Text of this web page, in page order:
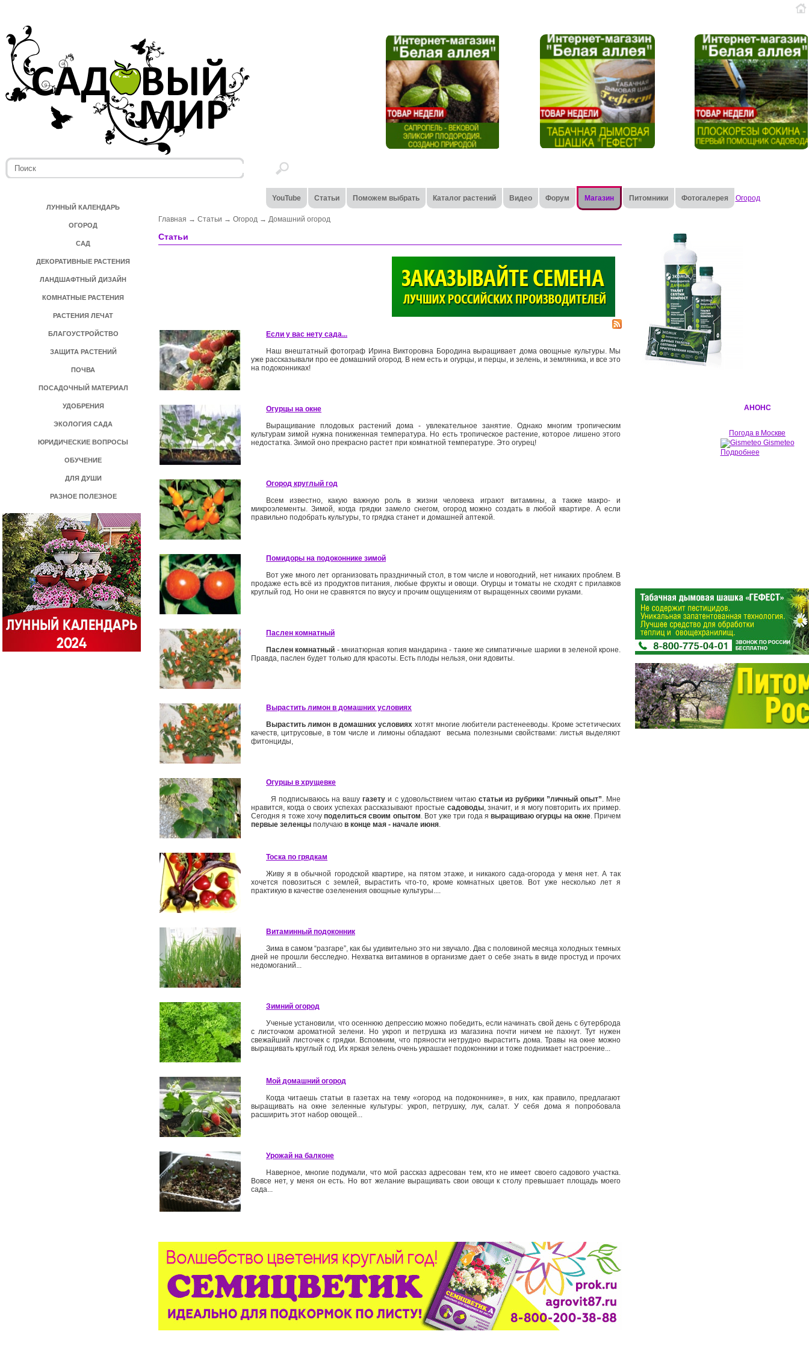
ЛУННЫЙ КАЛЕНДАРЬ
ОГОРОД
САД
ДЕКОРАТИВНЫЕ РАСТЕНИЯ
ЛАНДШАФТНЫЙ ДИЗАЙН
КОМНАТНЫЕ РАСТЕНИЯ
РАСТЕНИЯ ЛЕЧАТ
БЛАГОУСТРОЙСТВО
ЗАЩИТА РАСТЕНИЙ
ПОЧВА
ПОСАДОЧНЫЙ МАТЕРИАЛ
УДОБРЕНИЯ
ЭКОЛОГИЯ САДА
ЮРИДИЧЕСКИЕ ВОПРОСЫ
ОБУЧЕНИЕ
ДЛЯ ДУШИ
РАЗНОЕ ПОЛЕЗНОЕ
YouTube Статьи Поможем выбрать Каталог растений Видео Форум Магазин Питомники Фотогалерея Огород
Главная → Статьи → Огород → Домашний огород
Статьи
Если у вас нету сада...
Наш внештатный фотограф Ирина Викторовна Бородина выращивает дома овощные культуры. Мы
уже рассказывали про ее домашний огород. В нем есть и огурцы, и перцы, и зелень, и земляника, и все это
на подоконниках!
Огурцы на окне
Выращивание плодовых растений дома - увлекательное занятие. Однако многим тропическим
культурам зимой нужна пониженная температура. Но есть тропическое растение, которое лишено этого
недостатка. Зимой оно прекрасно растет при комнатной температуре. Это огурец!
Огород круглый год
Всем известно, какую важную роль в жизни человека играют витамины, а также макро- и
микроэлементы. Зимой, когда грядки замело снегом, огород можно создать в любой квартире. А если
правильно подобрать культуры, то грядка станет и домашней аптекой.
Помидоры на подоконнике зимой
Вот уже много лет организовать праздничный стол, в том числе и новогодний, нет никаких проблем. В
продаже есть всё из продуктов питания, любые фрукты и овощи. Огурцы и томаты не сходят с прилавков
круглый год. Но они не сравнятся по вкусу и прочим ощущениям от выращенных своими руками.
Паслен комнатный
Паслен комнатный - мниатюрная копия мандарина - такие же симпатичные шарики в зеленой кроне.
Правда, паслен будет только для красоты. Есть плоды нельзя, они ядовиты.
Вырастить лимон в домашних условиях
Вырастить лимон в домашних условиях хотят многие любители растенееводы. Кроме эстетических
качеств, цитрусовые, в том числе и лимоны обладают весьма полезными свойствами: листья выделяют
фитонциды,
Огурцы в хрущевке
Я подписываюсь на вашугазету и с удовольствием читаюстатьи из рубрики ”личный опыт”. Мне
нравится, когда о своих успехах рассказывают простые садоводы, значит, и я могу повторить их пример.
Сегодня я тоже хочу поделиться своим опытом. Вот уже три года я выращиваю огурцы на окне. Причем
первые зеленцы получаю в конце мая - начале июня.
Тоска по грядкам
Живу я в обычной городской квартире, на пятом этаже, и никакого сада-огорода у меня нет. А так
хочется повозиться с землей, вырастить что-то, кроме комнатных цветов. Вот уже несколько лет я
практикую в качестве озеленения овощные культуры....
Витаминный подоконник
Зима в самом “разгаре”, как бы удивительно это ни звучало. Два с половиной месяца холодных темных
дней не прошли бесследно. Нехватка витаминов в организме дает о себе знать в виде простуд и прочих
недомоганий...
Зимний огород
Ученые установили, что осеннюю депрессию можно победить, если начинать свой день с бутерброда
с листочком ароматной зелени. Но укроп и петрушка из магазина почти ничем не пахнут. Тут нужен
свежайший листочек с грядки. Вспомним, что пряности нетрудно вырастить дома. Травы на окне можно
выращивать круглый год. Их яркая зелень очень украшает подоконники и тоже поднимает настроение...
Мой домашний огород
Когда читаешь статьи в газетах на тему «огород на подоконнике», в них, как правило, предлагают
выращивать на окне зеленные культуры: укроп, петрушку, лук, салат. У себя дома я попробовала
расширить этот набор овощей...
Урожай на балконе
Наверное, многие подумали, что мой рассказ адресован тем, кто не имеет своего садового участка.
Вовсе нет, у меня он есть. Но вот желание выращивать свои овощи к столу превышает площадь моего
сада...
АНОНС
Погода в Москве
Gismeteo
Подробнее